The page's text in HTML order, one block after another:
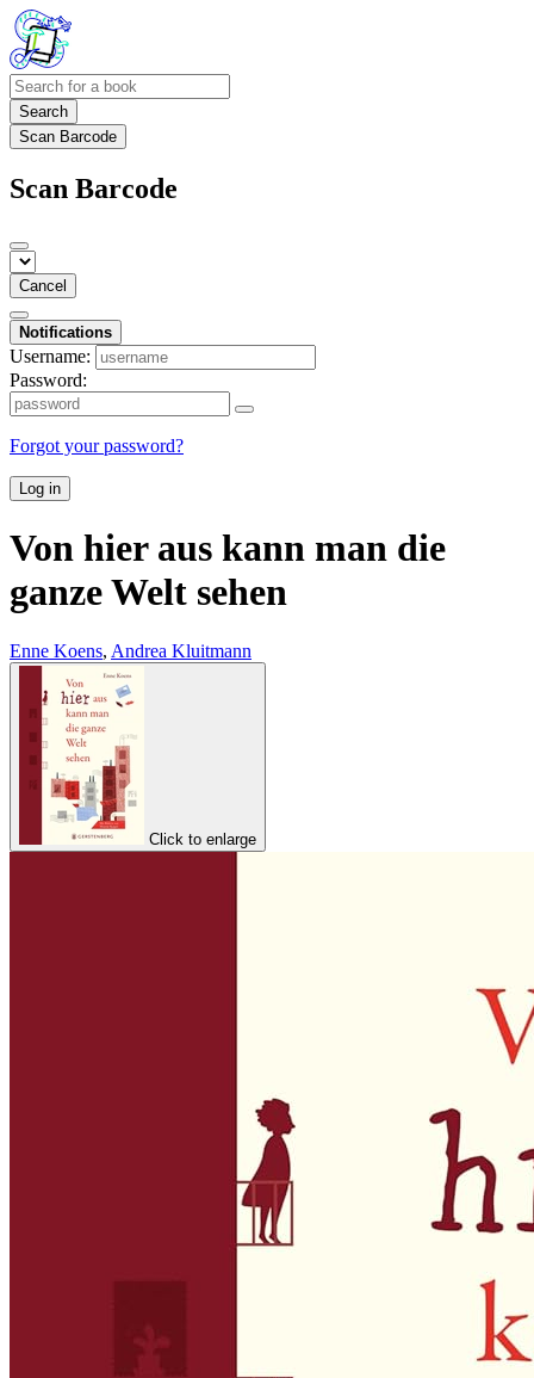
Search
Scan Barcode
Scan Barcode
Cancel
Notifications
Username:
Password:
Forgot your password?
Log in
Von hier aus kann man die
ganze Welt sehen
Enne Koens, Andrea Kluitmann
Click to enlarge